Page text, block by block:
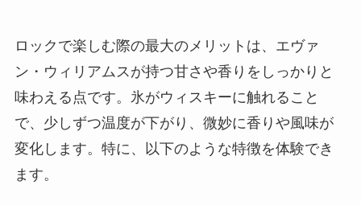
ロックで楽しむ際の最大のメリットは、エヴァ
ン・ウィリアムスが持つ甘さや香りをしっかりと
味わえる点です。氷がウィスキーに触れること
で、少しずつ温度が下がり、微妙に香りや風味が
変化します。特に、以下のような特徴を体験でき
ます。